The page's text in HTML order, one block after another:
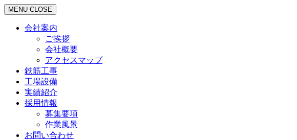
MENU CLOSE
会社案内
ご挨拶
会社概要
アクセスマップ
鉄筋工事
工場設備
実績紹介
採用情報
募集要項
作業風景
お問い合わせ